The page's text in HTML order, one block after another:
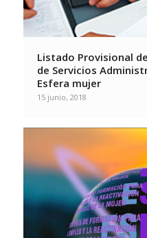
Listado Provisional
de Servicios
Esfera mujer
15 junio, 2018